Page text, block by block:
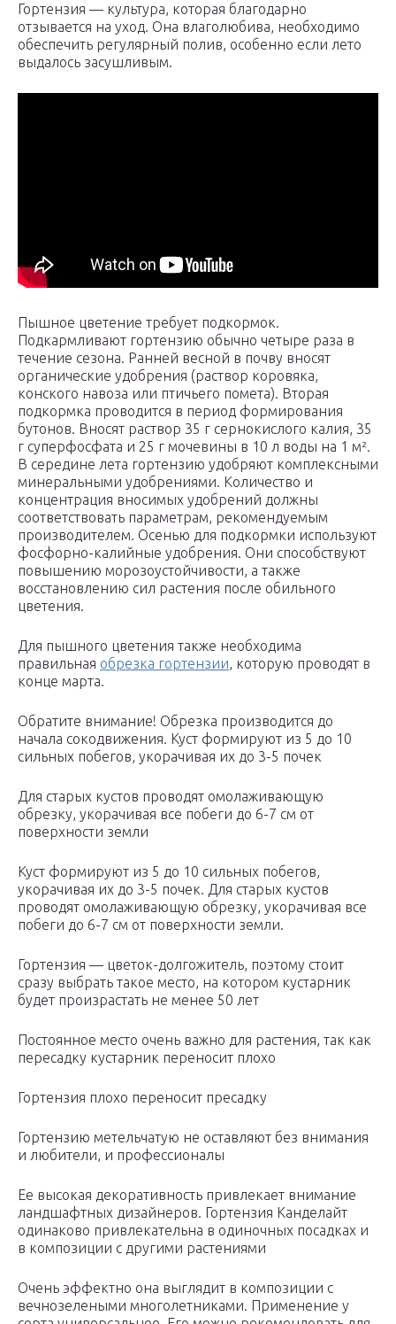
Гортензия — культура, которая благодарно
отзывается на уход. Она влаголюбива, необходимо
обеспечить регулярный полив, особенно если лето
выдалось засушливым.
Пышное цветение требует подкормок.
Подкармливают гортензию обычно четыре раза в
течение сезона. Ранней весной в почву вносят
органические удобрения (раствор коровяка,
конского навоза или птичьего помета). Вторая
подкормка проводится в период формирования
бутонов. Вносят раствор 35 г сернокислого калия, 35
г суперфосфата и 25 г мочевины в 10 л воды на 1 м².
В середине лета гортензию удобряют комплексными
минеральными удобрениями. Количество и
концентрация вносимых удобрений должны
соответствовать параметрам, рекомендуемым
производителем. Осенью для подкормки используют
фосфорно-калийные удобрения. Они способствуют
повышению морозоустойчивости, а также
восстановлению сил растения после обильного
цветения.
Для пышного цветения также необходима
правильная обрезка гортензии, которую проводят в
конце марта.
Обратите внимание! Обрезка производится до
начала сокодвижения. Куст формируют из 5 до 10
сильных побегов, укорачивая их до 3-5 почек
Для старых кустов проводят омолаживающую
обрезку, укорачивая все побеги до 6-7 см от
поверхности земли
Куст формируют из 5 до 10 сильных побегов,
укорачивая их до 3-5 почек. Для старых кустов
проводят омолаживающую обрезку, укорачивая все
побеги до 6-7 см от поверхности земли.
Гортензия — цветок-долгожитель, поэтому стоит
сразу выбрать такое место, на котором кустарник
будет произрастать не менее 50 лет
Постоянное место очень важно для растения, так как
пересадку кустарник переносит плохо
Гортензия плохо переносит пресадку
Гортензию метельчатую не оставляют без внимания
и любители, и профессионалы
Ее высокая декоративность привлекает внимание
ландшафтных дизайнеров. Гортензия Канделайт
одинаково привлекательна в одиночных посадках и
в композиции с другими растениями
Очень эффектно она выглядит в композиции с
вечнозелеными многолетниками. Применение у